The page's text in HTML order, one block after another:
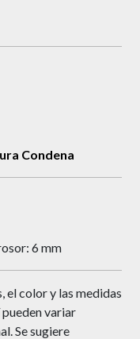
Condena
6 mm
el color y las medidas
variar
Se sugiere